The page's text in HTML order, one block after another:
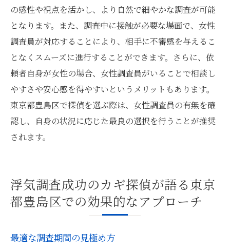
の感性や視点を活かし、より自然で細やかな調査が可能
となります。また、調査中に接触が必要な場面で、女性
調査員が対応することにより、相手に不審感を与えるこ
となくスムーズに進行することができます。さらに、依
頼者自身が女性の場合、女性調査員がいることで相談し
やすさや安心感を得やすいというメリットもあります。
東京都豊島区で探偵を選ぶ際は、女性調査員の有無を確
認し、自身の状況に応じた最良の選択を行うことが推奨
されます。
浮気調査成功のカギ探偵が語る東京
都豊島区での効果的なアプローチ
最適な調査期間の見極め方